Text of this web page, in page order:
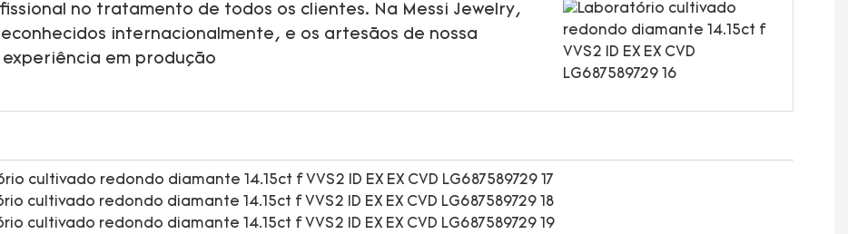
no tratamento de todos os clientes. Na Messi Jewelry,
internacionalmente, e os artesãos de nossa
em produção